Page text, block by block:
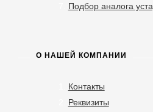
Подбор аналога
О НАШЕЙ КОМПАНИИ
Контакты
Реквизиты